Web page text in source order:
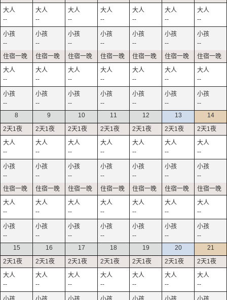
--
--
--
--
--
--
--
--
--
--
--
--
--
--
--
--
--
--
--
--
--
--
--
--
--
--
--
--
8
--
--
--
--
9
--
--
--
--
10
--
--
--
--
11
--
--
--
--
12
--
--
--
--
13
--
--
--
--
14
--
--
--
--
15
--
16
--
17
--
18
--
19
--
20
--
21
--